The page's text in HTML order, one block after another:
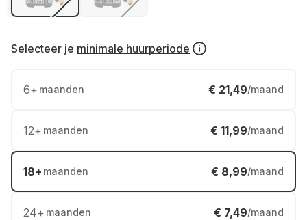
Selecteer je minimale huurperiode
6+ maanden € 21,49/maand
12+ maanden € 11,99/maand
18+ maanden € 8,99/maand
24+ maanden € 7,49/maand